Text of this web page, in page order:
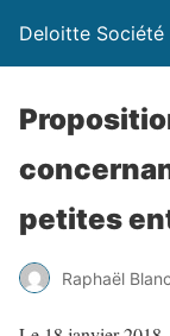
Deloitte Société
petites
Raphaël